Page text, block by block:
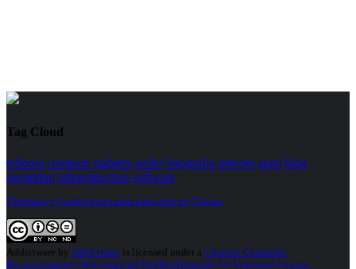
Tag Cloud
telfonia computo gadgets audio fotografia internet apps blog
seguridad infraestructura software
Términos y Condiciones para participar en Trivias.
Addictware by Addictware is licensed under a Creative Commons
Reconocimiento-NoComercial-SinObraDerivada 3.0 Unported License